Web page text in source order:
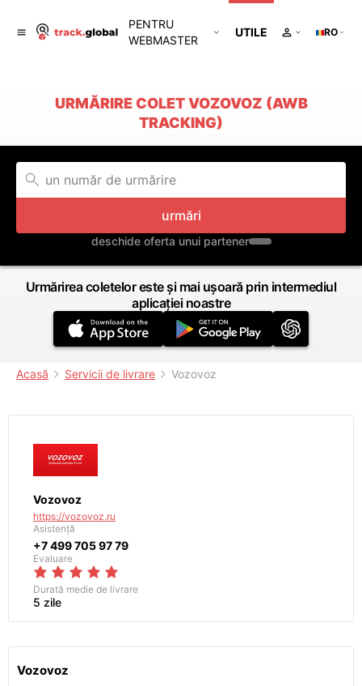
PENTRU
WEBMASTER
UTILE RO
URMĂRIRE COLET VOZOVOZ (AWB
TRACKING)
urmări
deschide oferta unui partener
Urmărirea coletelor este și mai ușoară prin intermediul
aplicației noastre
Acasă Servicii de livrare Vozovoz
Vozovoz
https://vozovoz.ru
Asistență
+7 499 705 97 79
Evaluare
Durată medie de livrare
5 zile
Vozovoz